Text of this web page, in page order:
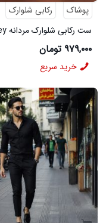
پوشاک
رکابی شلوارک
3996
۹۷۹,۰۰۰ تومان
خرید سریع